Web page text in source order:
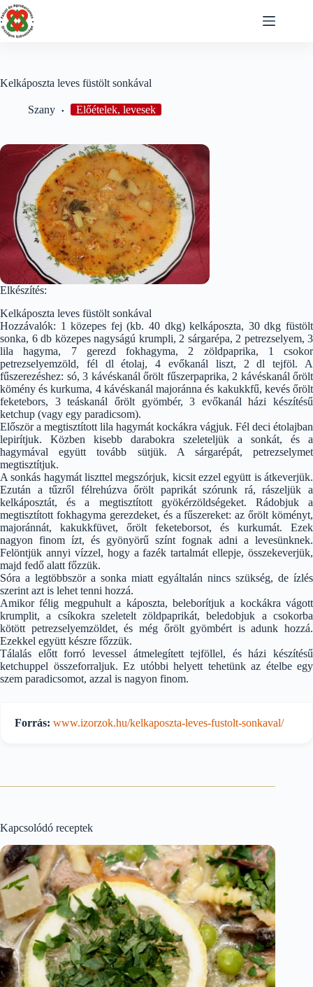
Skip
to
content
Kelkáposzta leves füstölt sonkával
Szany Előételek, levesek
Elkészítés:
Kelkáposzta leves füstölt sonkával
Hozzávalók: 1 közepes fej (kb. 40 dkg) kelkáposzta, 30 dkg füstölt
sonka, 6 db közepes nagyságú krumpli, 2 sárgarépa, 2 petrezselyem, 3
lila hagyma, 7 gerezd fokhagyma, 2 zöldpaprika, 1 csokor
petrezselyemzöld, fél dl étolaj, 4 evőkanál liszt, 2 dl tejföl. A
fűszerezéshez: só, 3 kávéskanál őrölt fűszerpaprika, 2 kávéskanál őrölt
kömény és kurkuma, 4 kávéskanál majoránna és kakukkfű, kevés őrölt
feketebors, 3 teáskanál őrölt gyömbér, 3 evőkanál házi készítésű
ketchup (vagy egy paradicsom).
Először a megtisztított lila hagymát kockákra vágjuk. Fél deci étolajban
lepirítjuk. Közben kisebb darabokra szeleteljük a sonkát, és a
hagymával együtt tovább sütjük. A sárgarépát, petrezselymet
megtisztítjuk.
A sonkás hagymát liszttel megszórjuk, kicsit ezzel együtt is átkeverjük.
Ezután a tűzről félrehúzva őrölt paprikát szórunk rá, rászeljük a
kelkáposztát, és a megtisztított gyökérzöldségeket. Rádobjuk a
megtisztított fokhagyma gerezdeket, és a fűszereket: az őrölt köményt,
majoránnát, kakukkfüvet, őrölt feketeborsot, és kurkumát. Ezek
nagyon finom ízt, és gyönyörű színt fognak adni a levesünknek.
Felöntjük annyi vízzel, hogy a fazék tartalmát ellepje, összekeverjük,
majd fedő alatt főzzük.
Sóra a legtöbbször a sonka miatt egyáltalán nincs szükség, de ízlés
szerint azt is lehet tenni hozzá.
Amikor félig megpuhult a káposzta, beleborítjuk a kockákra vágott
krumplit, a csíkokra szeletelt zöldpaprikát, beledobjuk a csokorba
kötött petrezselyemzöldet, és még őrölt gyömbért is adunk hozzá.
Ezekkel együtt készre főzzük.
Tálalás előtt forró levessel átmelegített tejföllel, és házi készítésű
ketchuppel összeforraljuk. Ez utóbbi helyett tehetünk az ételbe egy
szem paradicsomot, azzal is nagyon finom.
Forrás: www.izorzok.hu/kelkaposzta-leves-fustolt-sonkaval/
Kapcsolódó receptek